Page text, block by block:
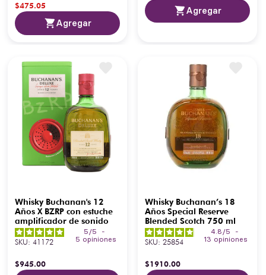
$475.05
Agregar
Agregar
Whisky Buchanan's 12
Años X BZRP con estuche
amplificador de sonido
5/5
-
5 opiniones
SKU: 41172
$945.00
Whisky Buchanan’s 18
Años Special Reserve
Blended Scotch 750 ml
4.8/5
-
13 opiniones
SKU: 25854
$1910.00